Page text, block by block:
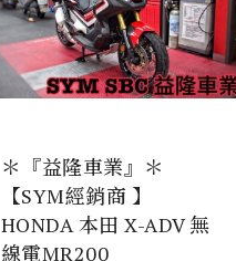
＊『益隆車業』＊
【SYM經銷商 】
HONDA 本田 X-ADV 無
線電MR200